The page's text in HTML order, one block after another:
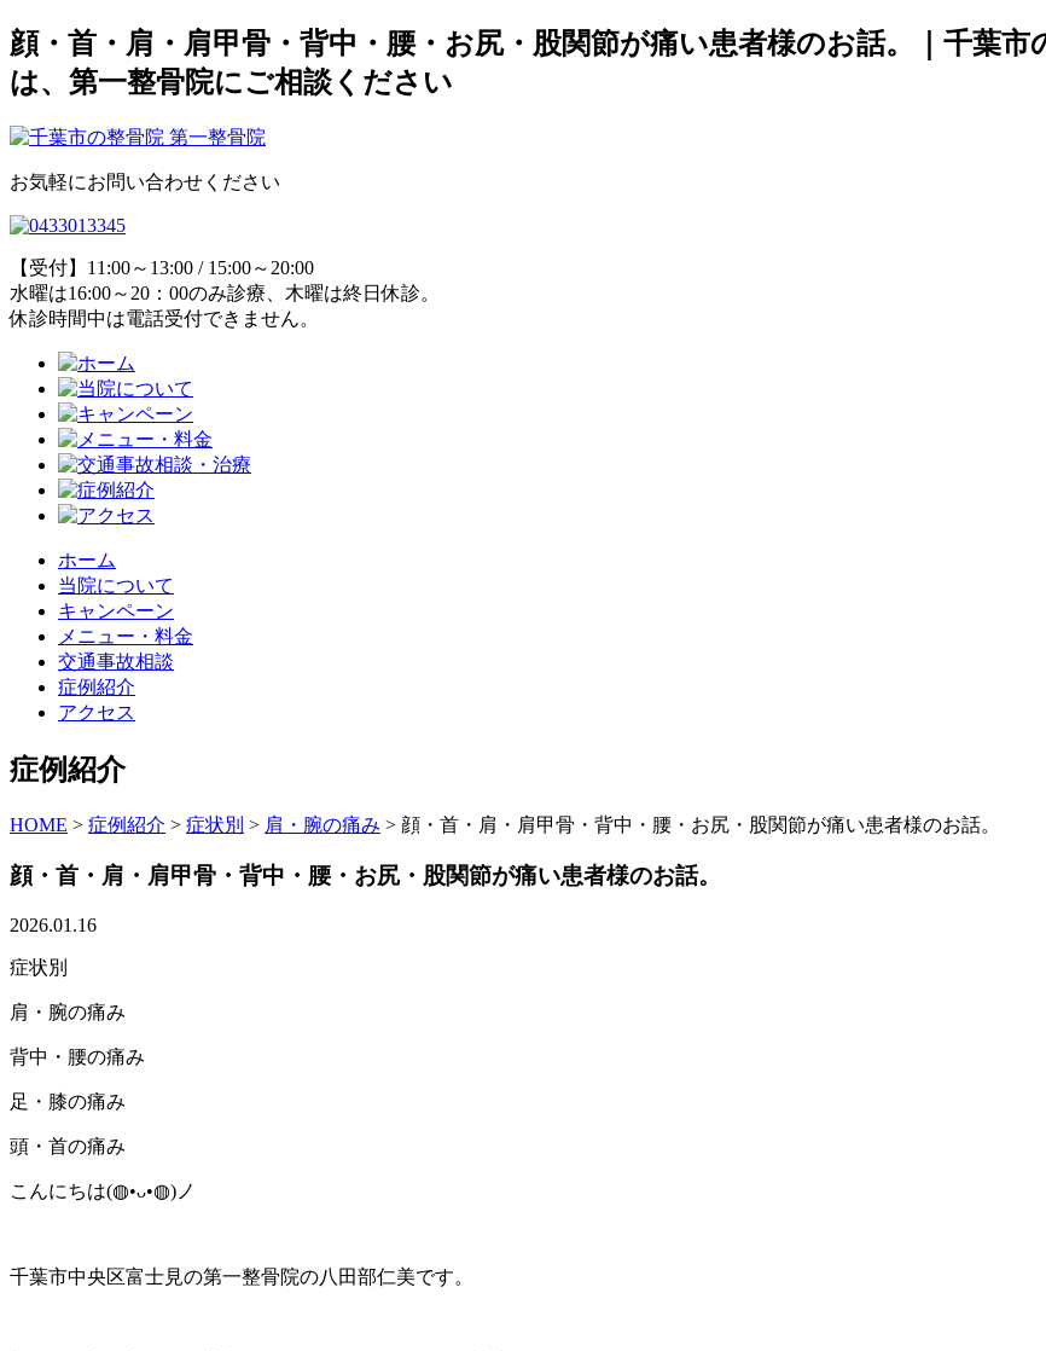
顔・首・肩・肩甲骨・背中・腰・お尻・股関節が痛い患者様のお話。｜千葉
は、第一整骨院にご相談ください
お気軽にお問い合わせください
【受付】11:00～13:00 / 15:00～20:00
水曜は16:00～20：00のみ診療、木曜は終日休診。
休診時間中は電話受付できません。
ホーム
当院について
キャンペーン
メニュー・料金
交通事故相談
症例紹介
アクセス
症例紹介
HOME > 症例紹介 > 症状別 > 肩・腕の痛み > 顔・首・肩・肩甲骨・背中・腰・お尻・股関節が痛い患者様のお話。
顔・首・肩・肩甲骨・背中・腰・お尻・股関節が痛い患者様のお話。
2026.01.16
症状別
肩・腕の痛み
背中・腰の痛み
足・膝の痛み
頭・首の痛み
こんにちは(⁠◍⁠•⁠ᴗ⁠•⁠◍⁠)ノ
千葉市中央区富士見の第一整骨院の八田部仁美です。